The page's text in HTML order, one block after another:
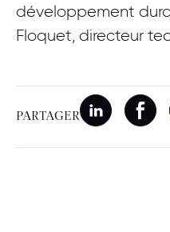
développement
Floquet, directeur
PARTAGER Nouvelle
Partager sur